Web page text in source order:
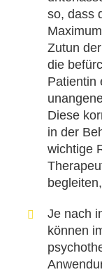
so, dass
Zutun
die
Patientin
Diese
in der
wichtige
Je nach
können